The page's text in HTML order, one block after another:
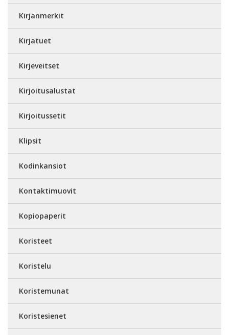
Kirjanmerkit
Kirjatuet
Kirjeveitset
Kirjoitusalustat
Kirjoitussetit
Klipsit
Kodinkansiot
Kontaktimuovit
Kopiopaperit
Koristeet
Koristelu
Koristemunat
Koristesienet